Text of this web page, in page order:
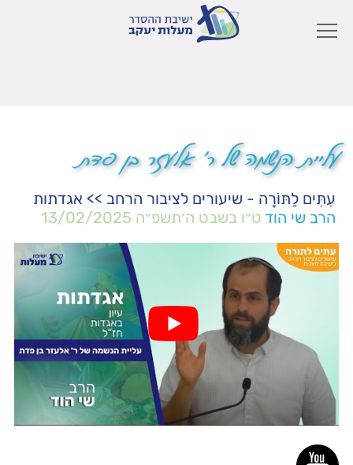
עליית הנשמה של ר' אלעזר בן פדת
עִתִּים לַתּוֹרָה - שיעורים לציבור הרחב >> אגדתות
הרב שי הוד ט״ו בשבט ה׳תשפ״ה 13/02/2025